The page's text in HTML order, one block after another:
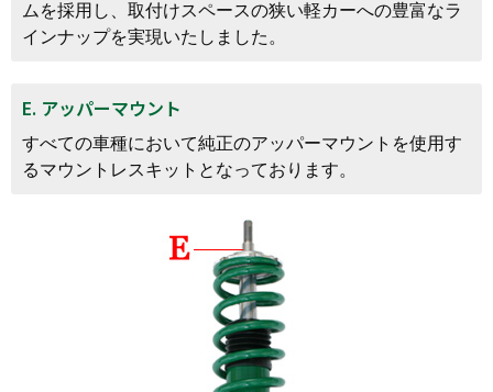
ムを採用し、取付けスペースの狭い軽カーへの豊富なラ
インナップを実現いたしました。
E. アッパーマウント
すべての車種において純正のアッパーマウントを使用す
るマウントレスキットとなっております。